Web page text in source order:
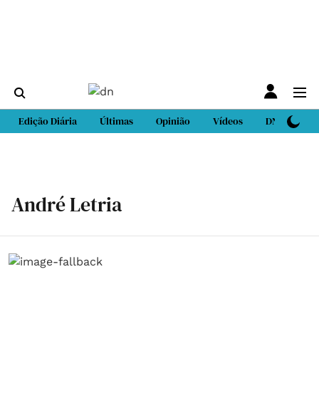
Edição Diária Últimas Opinião Vídeos DN Sport
André Letria